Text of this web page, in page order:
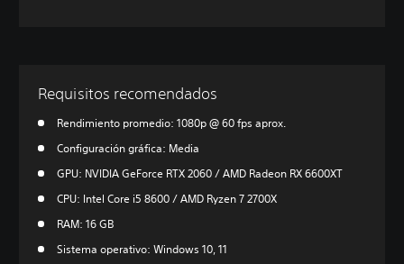
Requisitos recomendados
Rendimiento promedio: 1080p @ 60 fps aprox.
Configuración gráfica: Media
GPU: NVIDIA GeForce RTX 2060 / AMD Radeon RX 6600XT
CPU: Intel Core i5 8600 / AMD Ryzen 7 2700X
RAM: 16 GB
Sistema operativo: Windows 10, 11